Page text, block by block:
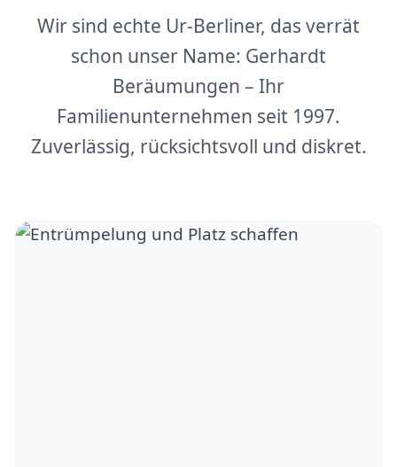
Wir sind echte Ur-Berliner, das verrät
schon unser Name: Gerhardt
Beräumungen – Ihr
Familienunternehmen seit 1997.
Zuverlässig, rücksichtsvoll und diskret.